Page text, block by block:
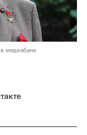
медиабанк